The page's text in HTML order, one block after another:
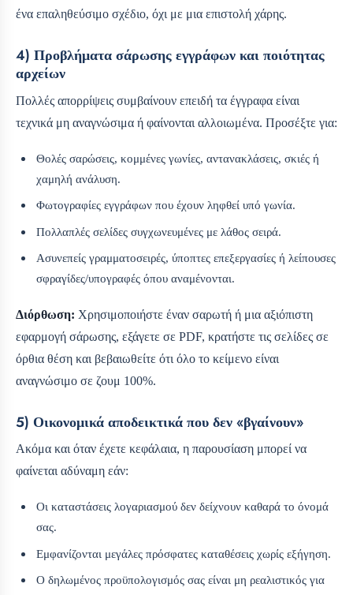
ένα επαληθεύσιμο σχέδιο, όχι με μια επιστολή χάρης.
4) Προβλήματα σάρωσης εγγράφων και ποιότητας
αρχείων
Πολλές απορρίψεις συμβαίνουν επειδή τα έγγραφα είναι
τεχνικά μη αναγνώσιμα ή φαίνονται αλλοιωμένα. Προσέξτε για:
Θολές σαρώσεις, κομμένες γωνίες, αντανακλάσεις, σκιές ή
χαμηλή ανάλυση.
Φωτογραφίες εγγράφων που έχουν ληφθεί υπό γωνία.
Πολλαπλές σελίδες συγχωνευμένες με λάθος σειρά.
Ασυνεπείς γραμματοσειρές, ύποπτες επεξεργασίες ή λείπουσες
σφραγίδες/υπογραφές όπου αναμένονται.
Διόρθωση: Χρησιμοποιήστε έναν σαρωτή ή μια αξιόπιστη
εφαρμογή σάρωσης, εξάγετε σε PDF, κρατήστε τις σελίδες σε
όρθια θέση και βεβαιωθείτε ότι όλο το κείμενο είναι
αναγνώσιμο σε ζουμ 100%.
5) Οικονομικά αποδεικτικά που δεν «βγαίνουν»
Ακόμα και όταν έχετε κεφάλαια, η παρουσίαση μπορεί να
φαίνεται αδύναμη εάν:
Οι καταστάσεις λογαριασμού δεν δείχνουν καθαρά το όνομά
σας.
Εμφανίζονται μεγάλες πρόσφατες καταθέσεις χωρίς εξήγηση.
Ο δηλωμένος προϋπολογισμός σας είναι μη ρεαλιστικός για